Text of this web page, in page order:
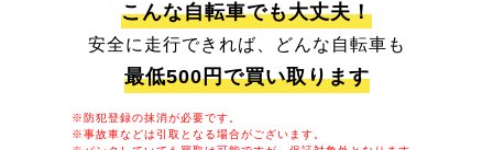
こんな自転車でも大丈夫！
安全に走行できれば、どんな自転車も
最低500円で買い取ります
※防犯登録の抹消が必要です。
※事故車などは引取となる場合がございます。